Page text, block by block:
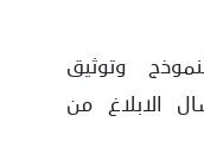
وتوثيق
الابلاغ من